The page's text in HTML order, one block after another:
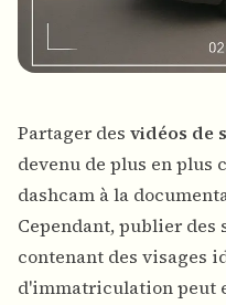
Partager des vidéos de
devenu de plus en plus
dashcam à la
Cependant, publier des
contenant des visages
d'immatriculation peut